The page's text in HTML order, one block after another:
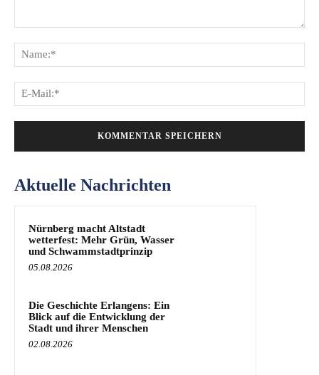
Aktuelle Nachrichten
Nürnberg macht Altstadt
wetterfest: Mehr Grün, Wasser
und Schwammstadtprinzip
05.08.2026
Die Geschichte Erlangens: Ein
Blick auf die Entwicklung der
Stadt und ihrer Menschen
02.08.2026